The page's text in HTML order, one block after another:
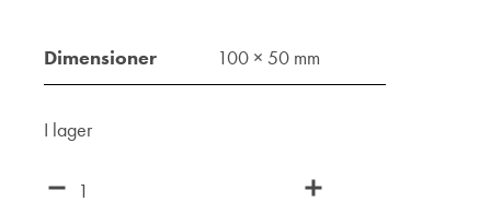
Dimensioner 100 × 50 mm
I lager
Antal